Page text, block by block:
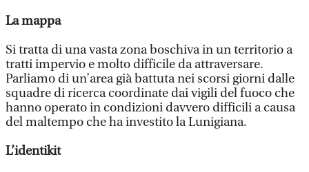
La mappa
Si tratta di una vasta zona boschiva in un territorio a
tratti impervio e molto difficile da attraversare.
Parliamo di un’area già battuta nei scorsi giorni dalle
squadre di ricerca coordinate dai vigili del fuoco che
hanno operato in condizioni davvero difficili a causa
del maltempo che ha investito la Lunigiana.
L’identikit